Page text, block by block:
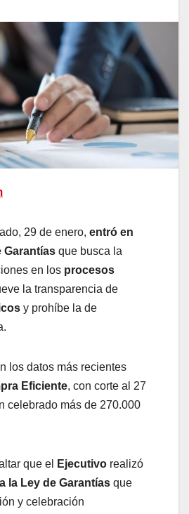
29 de enero, entró en
Garantías que busca la
en los procesos
la transparencia de
y prohíbe la de
los datos más recientes
Eficiente, con corte al 27
celebrado más de 270.000
que el Ejecutivo realizó
la Ley de Garantías que
y celebración